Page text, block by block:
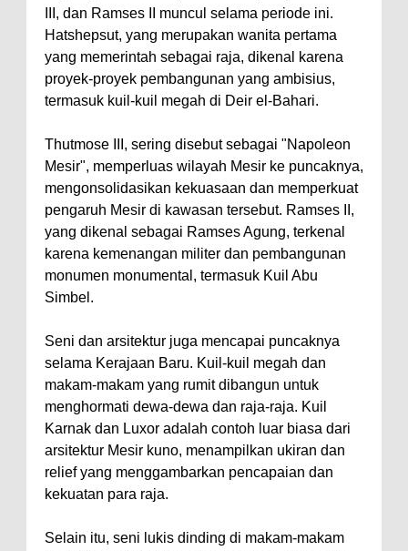
III, dan Ramses II muncul selama periode ini.
Hatshepsut, yang merupakan wanita pertama
yang memerintah sebagai raja, dikenal karena
proyek-proyek pembangunan yang ambisius,
termasuk kuil-kuil megah di Deir el-Bahari.
Thutmose III, sering disebut sebagai "Napoleon
Mesir", memperluas wilayah Mesir ke puncaknya,
mengonsolidasikan kekuasaan dan memperkuat
pengaruh Mesir di kawasan tersebut. Ramses II,
yang dikenal sebagai Ramses Agung, terkenal
karena kemenangan militer dan pembangunan
monumen monumental, termasuk Kuil Abu
Simbel.
Seni dan arsitektur juga mencapai puncaknya
selama Kerajaan Baru. Kuil-kuil megah dan
makam-makam yang rumit dibangun untuk
menghormati dewa-dewa dan raja-raja. Kuil
Karnak dan Luxor adalah contoh luar biasa dari
arsitektur Mesir kuno, menampilkan ukiran dan
relief yang menggambarkan pencapaian dan
kekuatan para raja.
Selain itu, seni lukis dinding di makam-makam